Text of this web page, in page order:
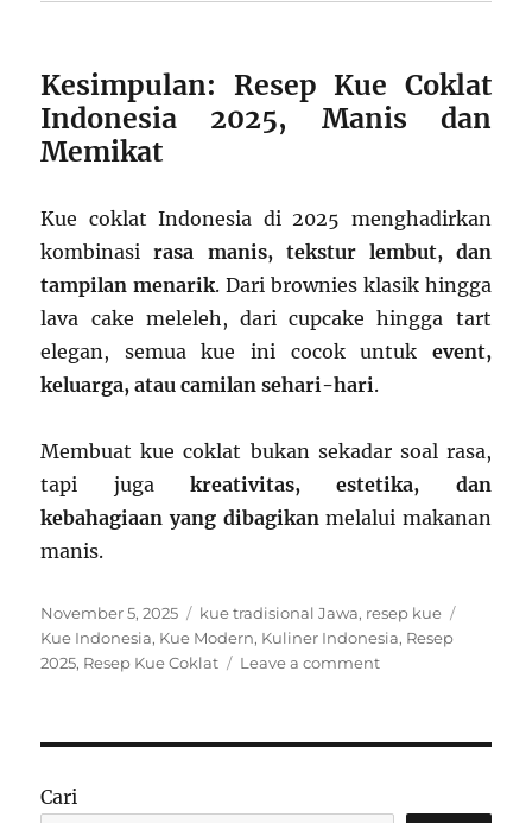
Kesimpulan: Resep Kue Coklat
Indonesia 2025, Manis dan
Memikat
Kue coklat Indonesia di 2025 menghadirkan
kombinasirasa manis, tekstur lembut, dan
tampilan menarik. Dari brownies klasik hingga
lava cake meleleh, dari cupcake hingga tart
elegan, semua kue ini cocok untuk event,
keluarga, atau camilan sehari-hari.
Membuat kue coklat bukan sekadar soal rasa,
tapi juga kreativitas, estetika, dan
kebahagiaan yang dibagikanmelalui makanan
manis.
Posted
on
November 5, 2025 Categories
kue tradisional Jawa, resep kue
Kue Indonesia, Kue Modern, Kuliner Indonesia, Resep
2025, Resep Kue Coklat Leave a commenton
Manis,
Cari